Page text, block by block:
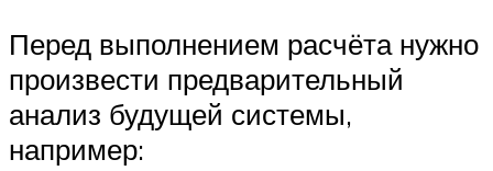
Перед выполнением расчёта нужно
произвести предварительный
анализ будущей системы,
например: